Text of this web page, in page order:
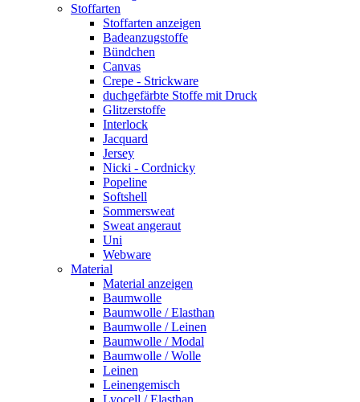
Stoffarten
Stoffarten anzeigen
Badeanzugstoffe
Bündchen
Canvas
Crepe - Strickware
duchgefärbte Stoffe mit Druck
Glitzerstoffe
Interlock
Jacquard
Jersey
Nicki - Cordnicky
Popeline
Softshell
Sommersweat
Sweat angeraut
Uni
Webware
Material
Material anzeigen
Baumwolle
Baumwolle / Elasthan
Baumwolle / Leinen
Baumwolle / Modal
Baumwolle / Wolle
Leinen
Leinengemisch
Lyocell / Elasthan